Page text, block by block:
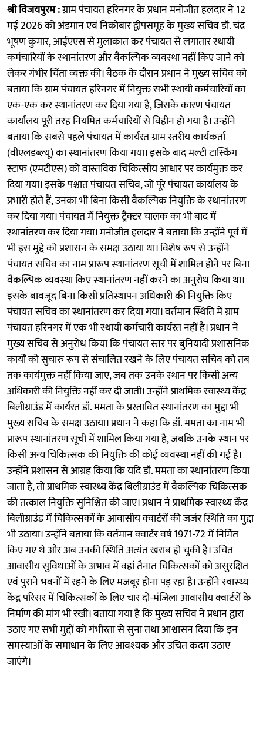
श्री विजयपुरम :ग्राम पंचायत हरिनगर के प्रधान मनोजीत हलदार ने 12
मई 2026 को अंडमान एवं निकोबार द्वीपसमूह के मुख्य सचिव डॉ. चंद्र
भूषण कुमार, आईएएस से मुलाकात कर पंचायत से लगातार स्थायी
कर्मचारियों के स्थानांतरण और वैकल्पिक व्यवस्था नहीं किए जाने को
लेकर गंभीर चिंता व्यक्त की। बैठक के दौरान प्रधान ने मुख्य सचिव को
बताया कि ग्राम पंचायत हरिनगर में नियुक्त सभी स्थायी कर्मचारियों का
एक-एक कर स्थानांतरण कर दिया गया है, जिसके कारण पंचायत
कार्यालय पूरी तरह नियमित कर्मचारियों से विहीन हो गया है। उन्होंने
बताया कि सबसे पहले पंचायत में कार्यरत ग्राम स्तरीय कार्यकर्ता
(वीएलडब्ल्यू) का स्थानांतरण किया गया। इसके बाद मल्टी टास्किंग
स्टाफ (एमटीएस) को वास्तविक चिकित्सीय आधार पर कार्यमुक्त कर
दिया गया। इसके पश्चात पंचायत सचिव, जो पूरे पंचायत कार्यालय के
प्रभारी होते हैं, उनका भी बिना किसी वैकल्पिक नियुक्ति के स्थानांतरण
कर दिया गया। पंचायत में नियुक्त ट्रैक्टर चालक का भी बाद में
स्थानांतरण कर दिया गया। मनोजीत हलदार ने बताया कि उन्होंने पूर्व में
भी इस मुद्दे को प्रशासन के समक्ष उठाया था। विशेष रूप से उन्होंने
पंचायत सचिव का नाम प्रारूप स्थानांतरण सूची में शामिल होने पर बिना
वैकल्पिक व्यवस्था किए स्थानांतरण नहीं करने का अनुरोध किया था।
इसके बावजूद बिना किसी प्रतिस्थापन अधिकारी की नियुक्ति किए
पंचायत सचिव का स्थानांतरण कर दिया गया। वर्तमान स्थिति में ग्राम
पंचायत हरिनगर में एक भी स्थायी कर्मचारी कार्यरत नहीं है। प्रधान ने
मुख्य सचिव से अनुरोध किया कि पंचायत स्तर पर बुनियादी प्रशासनिक
कार्यों को सुचारु रूप से संचालित रखने के लिए पंचायत सचिव को तब
तक कार्यमुक्त नहीं किया जाए, जब तक उनके स्थान पर किसी अन्य
अधिकारी की नियुक्ति नहीं कर दी जाती। उन्होंने प्राथमिक स्वास्थ्य केंद्र
बिलीग्राउंड में कार्यरत डॉ. ममता के प्रस्तावित स्थानांतरण का मुद्दा भी
मुख्य सचिव के समक्ष उठाया। प्रधान ने कहा कि डॉ. ममता का नाम भी
प्रारूप स्थानांतरण सूची में शामिल किया गया है, जबकि उनके स्थान पर
किसी अन्य चिकित्सक की नियुक्ति की कोई व्यवस्था नहीं की गई है।
उन्होंने प्रशासन से आग्रह किया कि यदि डॉ. ममता का स्थानांतरण किया
जाता है, तो प्राथमिक स्वास्थ्य केंद्र बिलीग्राउंड में वैकल्पिक चिकित्सक
की तत्काल नियुक्ति सुनिश्चित की जाए। प्रधान ने प्राथमिक स्वास्थ्य केंद्र
बिलीग्राउंड में चिकित्सकों के आवासीय क्वार्टरों की जर्जर स्थिति का मुद्दा
भी उठाया। उन्होंने बताया कि वर्तमान क्वार्टर वर्ष 1971-72 में निर्मित
किए गए थे और अब उनकी स्थिति अत्यंत खराब हो चुकी है। उचित
आवासीय सुविधाओं के अभाव में वहां तैनात चिकित्सकों को असुरक्षित
एवं पुराने भवनों में रहने के लिए मजबूर होना पड़ रहा है। उन्होंने स्वास्थ्य
केंद्र परिसर में चिकित्सकों के लिए चार दो-मंजिला आवासीय क्वार्टरों के
निर्माण की मांग भी रखी। बताया गया है कि मुख्य सचिव ने प्रधान द्वारा
उठाए गए सभी मुद्दों को गंभीरता से सुना तथा आश्वासन दिया कि इन
समस्याओं के समाधान के लिए आवश्यक और उचित कदम उठाए
जाएंगे।